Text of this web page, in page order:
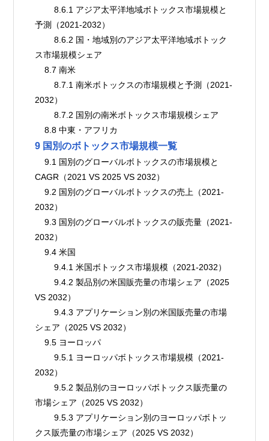
        8.6.1 アジア太平洋地域ボトックス市場規模と
予測（2021-2032）
        8.6.2 国・地域別のアジア太平洋地域ボトック
ス市場規模シェア
    8.7 南米
        8.7.1 南米ボトックスの市場規模と予測（2021-
2032）
        8.7.2 国別の南米ボトックス市場規模シェア
    8.8 中東・アフリカ
9 国別のボトックス市場規模一覧
    9.1 国別のグローバルボトックスの市場規模と
CAGR（2021 VS 2025 VS 2032）
    9.2 国別のグローバルボトックスの売上（2021-
2032）
    9.3 国別のグローバルボトックスの販売量（2021-
2032）
    9.4 米国
        9.4.1 米国ボトックス市場規模（2021-2032）
        9.4.2 製品別の米国販売量の市場シェア（2025
VS 2032）
        9.4.3 アプリケーション別の米国販売量の市場
シェア（2025 VS 2032）
    9.5 ヨーロッパ
        9.5.1 ヨーロッパボトックス市場規模（2021-
2032）
        9.5.2 製品別のヨーロッパボトックス販売量の
市場シェア（2025 VS 2032）
        9.5.3 アプリケーション別のヨーロッパボトッ
クス販売量の市場シェア（2025 VS 2032）